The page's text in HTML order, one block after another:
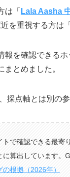
は「 Lala Aasha
を重視する方は「
報を確認できる
とめました。
採点軸とは別の
で確認できる最寄
算出しています。
根拠（2026年）